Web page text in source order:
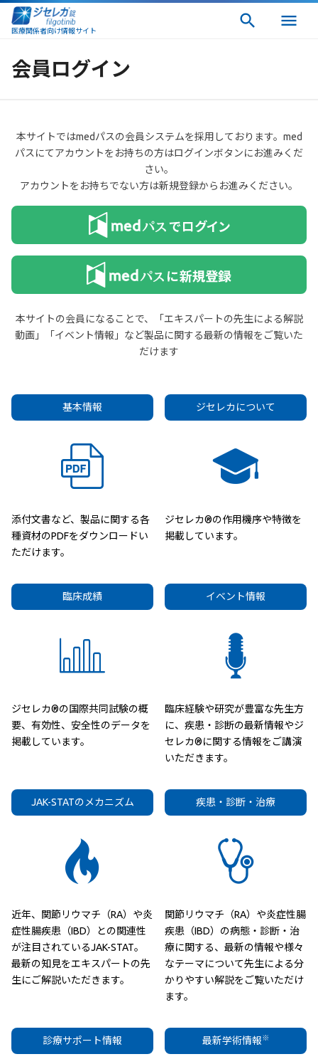
医療関係者向け情報サイト
会員ログイン
本サイトではmedパスの会員システムを採用しております。med
パスにてアカウントをお持ちの方はログインボタンにお進みくだ
さい。
アカウントをお持ちでない方は新規登録からお進みください。
本サイトの会員になることで、「エキスパートの先生による解説
動画」「イベント情報」など製品に関する最新の情報をご覧いた
だけます
基本情報
添付文書など、製品に関する各
種資材のPDFをダウンロードい
ただけます。
ジセレカについて
ジセレカ®の作用機序や特徴を
掲載しています。
臨床成績
ジセレカ®の国際共同試験の概
要、有効性、安全性のデータを
掲載しています。
イベント情報
臨床経験や研究が豊富な先生方
に、疾患・診断の最新情報やジ
セレカ®に関する情報をご講演
いただきます。
JAK-STATのメカニズム
近年、関節リウマチ（RA）や炎
症性腸疾患（IBD）との関連性
が注目されているJAK-STAT。
最新の知見をエキスパートの先
生にご解説いただきます。
疾患・診断・治療
関節リウマチ（RA）や炎症性腸
疾患（IBD）の病態・診断・治
療に関する、最新の情報や様々
なテーマについて先生による分
かりやすい解説をご覧いただけ
ます。
診療サポート情報 最新学術情報※